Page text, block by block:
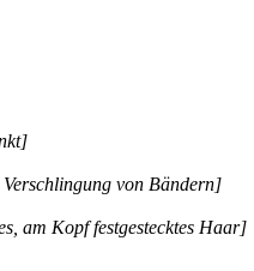
Verschlingung von Bändern]
am Kopf festgestecktes Haar]